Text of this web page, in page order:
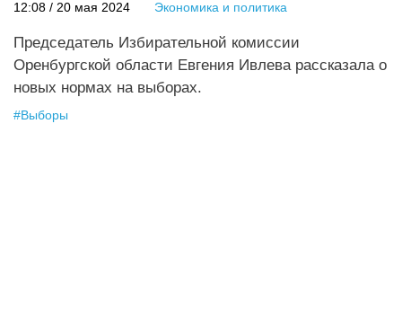
12:08 / 20 мая 2024 Экономика и политика
Председатель Избирательной комиссии
Оренбургской области Евгения Ивлева рассказала о
новых нормах на выборах.
#Выборы